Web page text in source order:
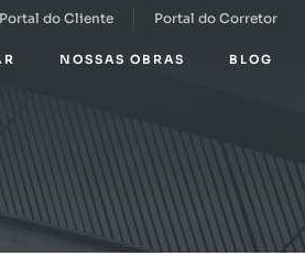
NOSSAS OBRAS BLOG
Portal do Cliente Portal do Corretor